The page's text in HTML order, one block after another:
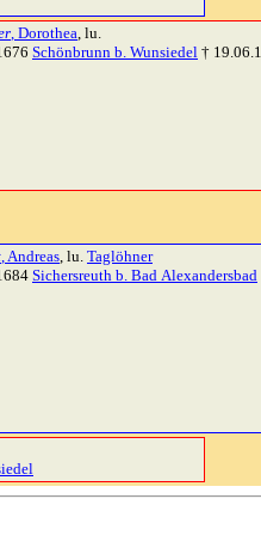
, Dorothea, lu.
Schönbrunn b. Wunsiedel †
, Andreas, lu. Taglöhner
Sichersreuth b. Bad Alexandersbad